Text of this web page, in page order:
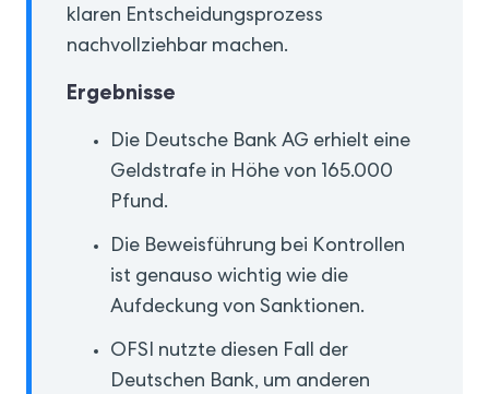
klaren Entscheidungsprozess
nachvollziehbar machen.
Ergebnisse
Die Deutsche Bank AG erhielt eine
Geldstrafe in Höhe von 165.000
Pfund.
Die Beweisführung bei Kontrollen
ist genauso wichtig wie die
Aufdeckung von Sanktionen.
OFSI nutzte diesen Fall der
Deutschen Bank, um anderen